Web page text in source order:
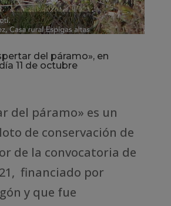
del páramo», en
11 de octubre
del páramo» es un
de conservación de
de la convocatoria de
financiado por
y que fue